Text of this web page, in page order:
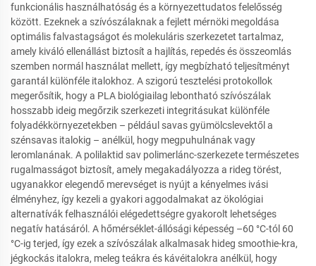
funkcionális használhatóság és a környezettudatos felelősség
között. Ezeknek a szívószálaknak a fejlett mérnöki megoldása
optimális falvastagságot és molekuláris szerkezetet tartalmaz,
amely kiváló ellenállást biztosít a hajlítás, repedés és összeomlás
szemben normál használat mellett, így megbízható teljesítményt
garantál különféle italokhoz. A szigorú tesztelési protokollok
megerősítik, hogy a PLA biológiailag lebontható szívószálak
hosszabb ideig megőrzik szerkezeti integritásukat különféle
folyadékkörnyezetekben – például savas gyümölcslevektől a
szénsavas italokig – anélkül, hogy megpuhulnának vagy
leromlanának. A polilaktid sav polimerlánc-szerkezete természetes
rugalmasságot biztosít, amely megakadályozza a rideg törést,
ugyanakkor elegendő merevséget is nyújt a kényelmes ivási
élményhez, így kezeli a gyakori aggodalmakat az ökológiai
alternatívák felhasználói elégedettségre gyakorolt lehetséges
negatív hatásáról. A hőmérséklet-állósági képesség –60 °C-tól 60
°C-ig terjed, így ezek a szívószálak alkalmasak hideg smoothie-kra,
jégkockás italokra, meleg teákra és kávéitalokra anélkül, hogy